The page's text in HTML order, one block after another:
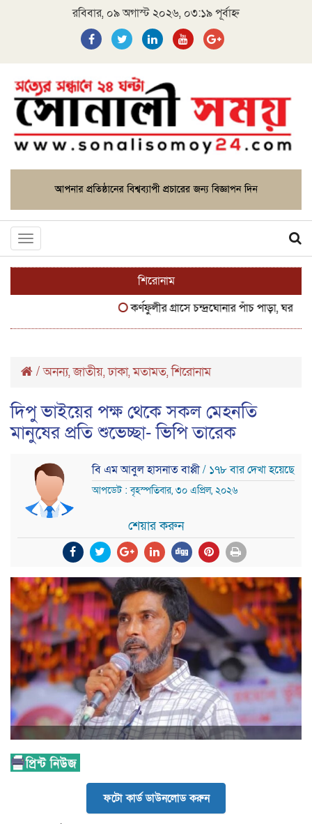
রবিবার, ০৯ অগাস্ট ২০২৬, ০৩:১৯ পূর্বাহ্ন
Toggle
navigation
শিরোনাম
কর্ণফুলীর গ্রাসে চন্দ্রঘোনার পাঁচ পাড়া, ঘর
/অনন্য,জাতীয়,ঢাকা,মতামত,শিরোনাম
দিপু ভাইয়ের পক্ষ থেকে সকল মেহনতি
মানুষের প্রতি শুভেচ্ছা- ভিপি তারেক
বি এম আবুল হাসনাত বাপ্পী/ ১৭৮ বার দেখা হয়েছে
আপডেট : বৃহস্পতিবার, ৩০ এপ্রিল, ২০২৬
শেয়ার করুন
ফটো কার্ড ডাউনলোড করুন